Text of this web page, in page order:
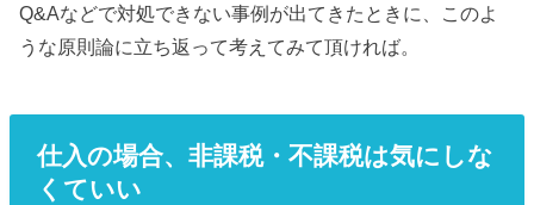
Q&Aなどで対処できない事例が出てきたときに、このよ
うな原則論に立ち返って考えてみて頂ければ。
仕入の場合、非課税・不課税は気にしな
くていい